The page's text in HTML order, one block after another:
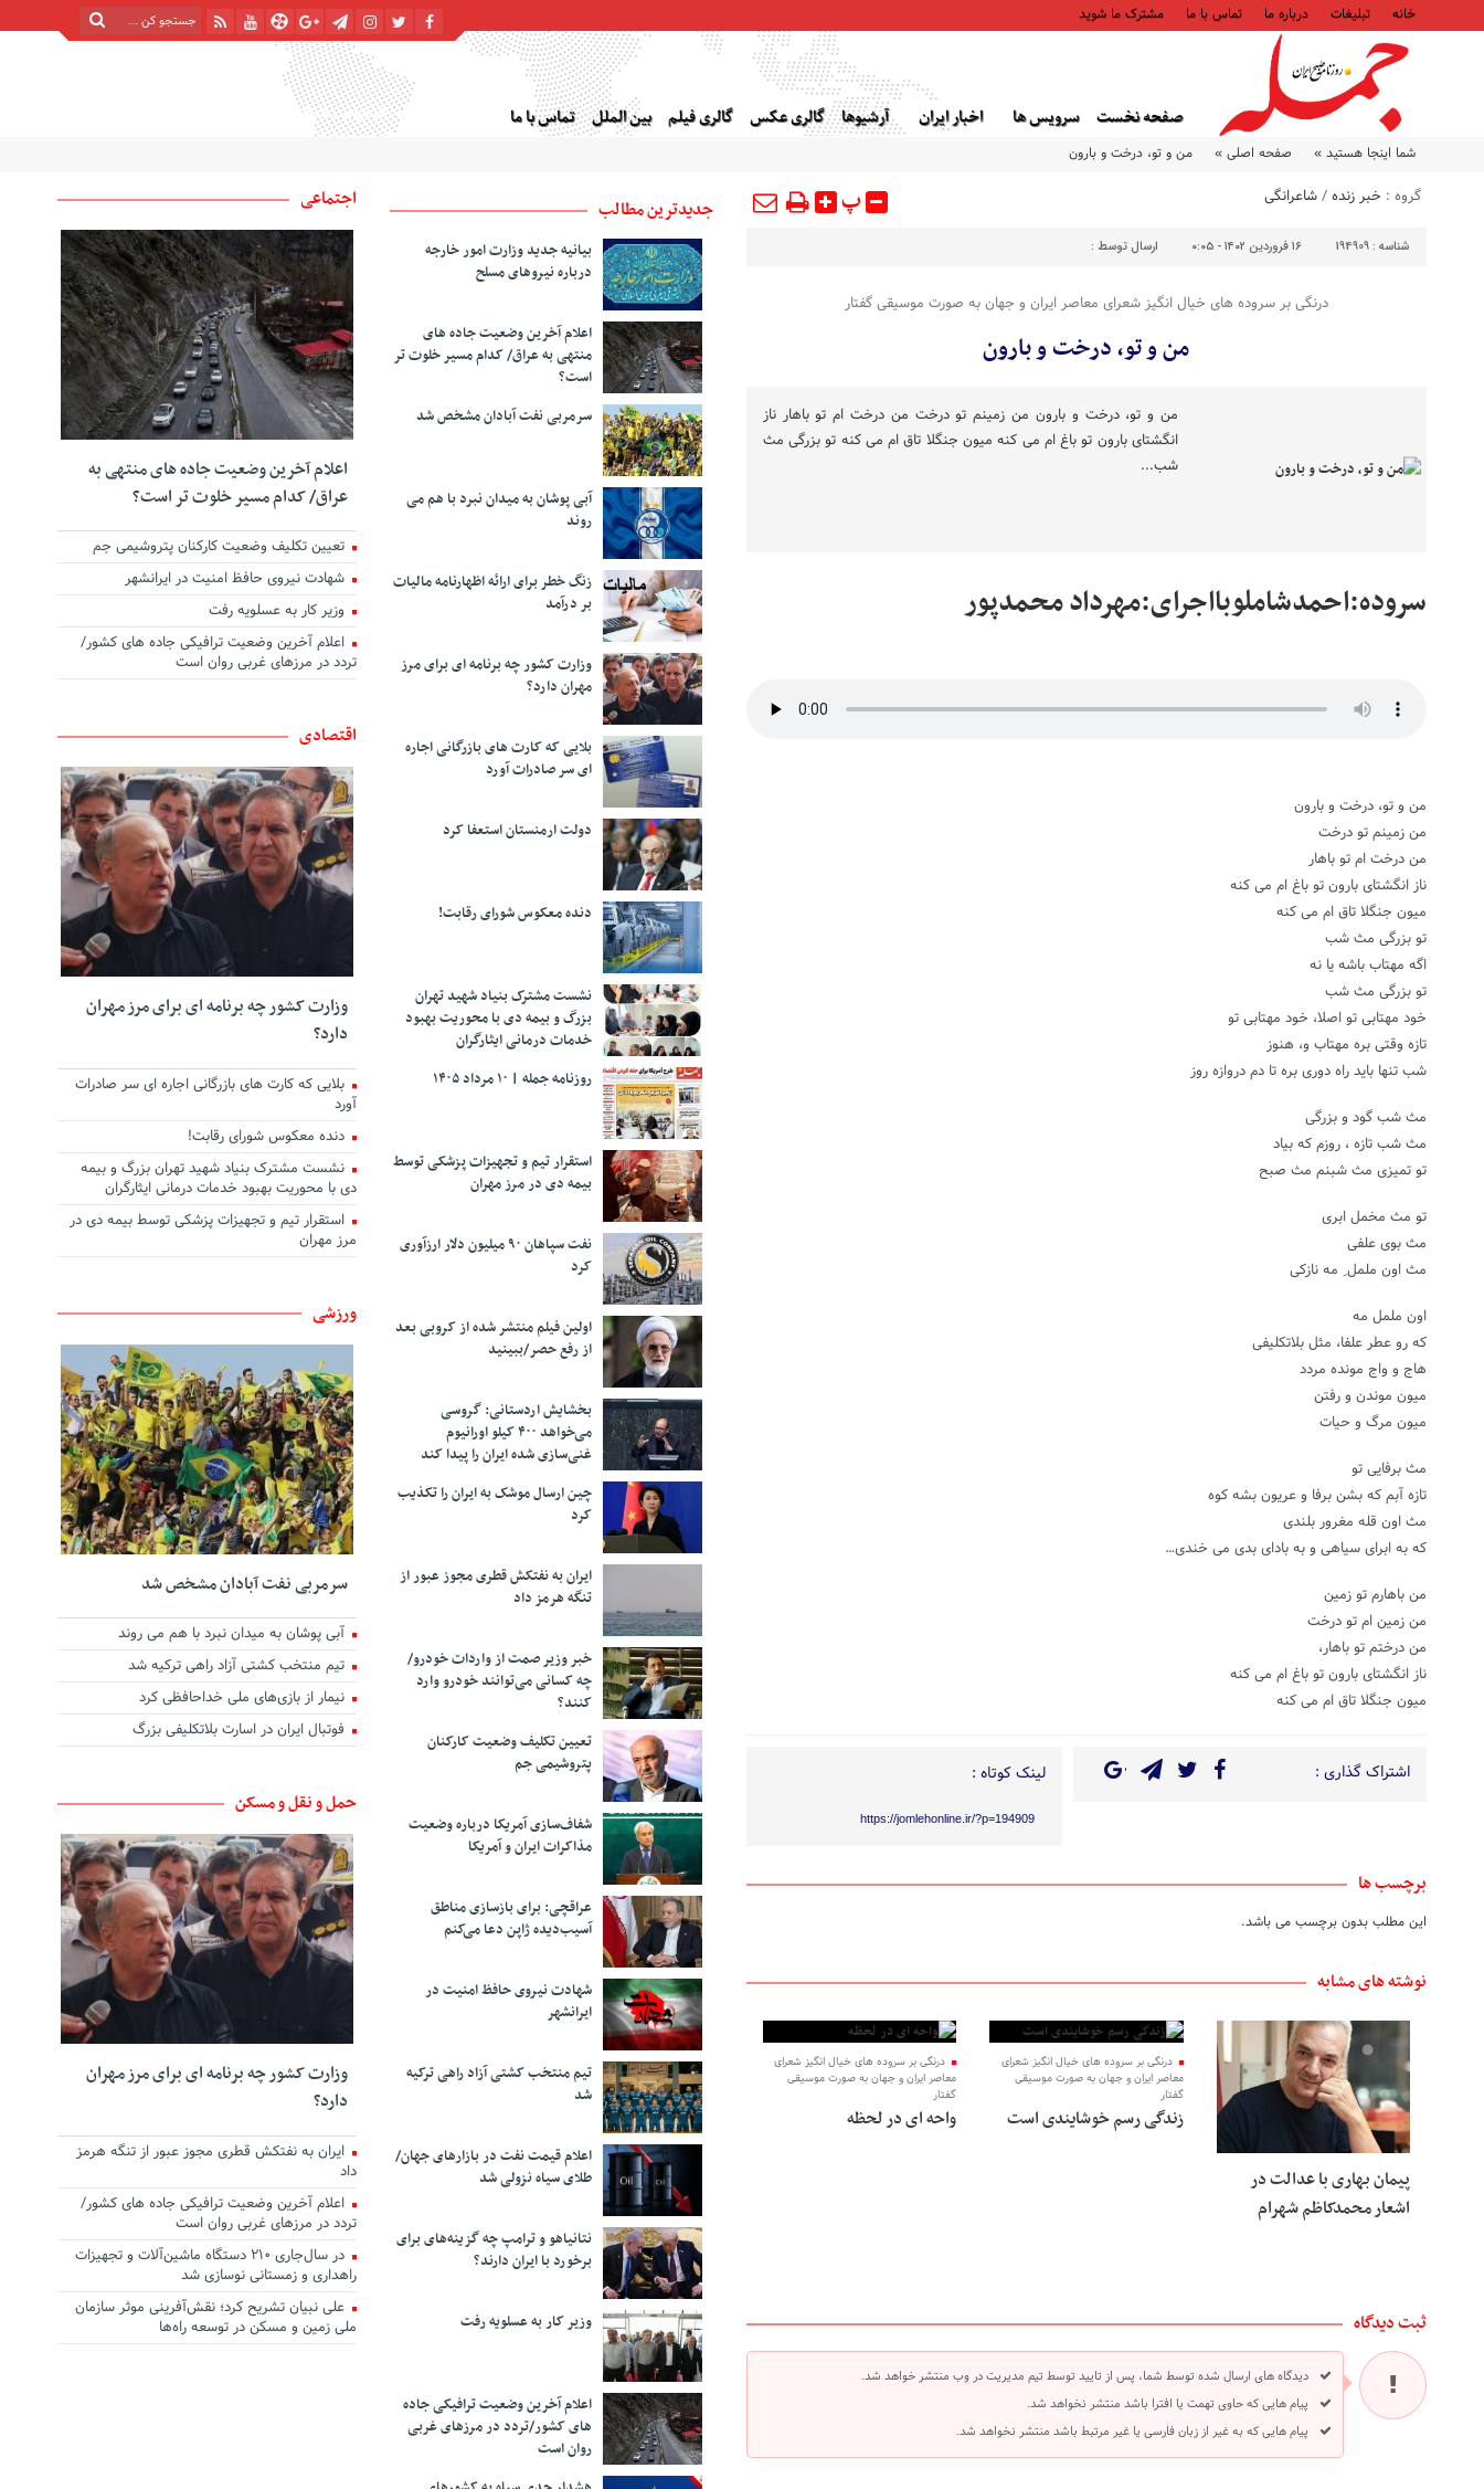
خانه تبلیغات درباره ما تماس با ما مشترک ما شوید
صفحه نخست سرویس ها اخبار ایران آرشیوها گالری عکس گالری فیلم بین الملل تماس با ما پنج شنبه, ۱۵ مرداد , ۱۴۰۵ | 22 صفر 1448
شما اینجا هستید » صفحه اصلی » من و تو، درخت و بارون
گروه : خبر زنده/شاعرانگی پ
شناسه : 194909 ۱۶ فروردین ۱۴۰۲ - ۰:۰۵ ارسال توسط :
درنگی بر سروده های خیال انگیز شعرای معاصر ایران و جهان به صورت موسیقی گفتار
من و تو، درخت و بارون
من و تو، درخت و بارون من زمینم تو درخت من درخت ام تو باهار ناز
انگشتای بارون تو باغ ام می کنه میون جنگلا تاق ام می کنه تو بزرگی مث
شب...
سروده:احمدشاملوبااجرای:مهرداد محمدپور
من و تو، درخت و بارون
من زمینم تو درخت
من درخت ام تو باهار
ناز انگشتای بارون تو باغ ام می کنه
میون جنگلا تاق ام می کنه
تو بزرگی مث شب
اگه مهتاب باشه یا نه
تو بزرگی مث شب
خود مهتابی تو اصلا، خود مهتابی تو
تازه وقتی بره مهتاب و، هنوز
شب تنها باید راه دوری بره تا دم دروازه روز
مث شب گود و بزرگی
مث شب تازه ، روزم که بیاد
تو تمیزی مث شبنم مث صبح
تو مث مخمل ابری
مث بوی علفی
مث اون ململ ِ مه نازکی
اون ململ مه
که رو عطر علفا، مثل بلاتکلیفی
هاج و واج مونده مردد
میون موندن و رفتن
میون مرگ و حیات
مث برفایی تو
تازه آبم که بشن برفا و عریون بشه کوه
مث اون قله مغرور بلندی
که به ابرای سیاهی و به بادای بدی می خندی…
من باهارم تو زمین
من زمین ام تو درخت
من درختم تو باهار،
ناز انگشتای بارون تو باغ ام می کنه
میون جنگلا تاق ام می کنه
اشتراک گذاری : لینک کوتاه :
https://jomlehonline.ir/?p=194909
برچسب ها
این مطلب بدون برچسب می باشد.
نوشته های مشابه
پیمان بهاری با عدالت در
اشعار محمدکاظم شهرام
درنگی بر سروده های خیال انگیز شعرای
معاصر ایران و جهان به صورت موسیقی
گفتار
زندگی رسم خوشایندی است
درنگی بر سروده های خیال انگیز شعرای
معاصر ایران و جهان به صورت موسیقی
گفتار
واحه ای در لحظه
ثبت دیدگاه
دیدگاه های ارسال شده توسط شما، پس از تایید توسط تیم مدیریت در وب منتشر خواهد شد.
پیام هایی که حاوی تهمت یا افترا باشد منتشر نخواهد شد.
پیام هایی که به غیر از زبان فارسی یا غیر مرتبط باشد منتشر نخواهد شد.
جدیدترین مطالب
بیانیه جدید وزارت امور خارجه
درباره نیروهای مسلح
اعلام آخرین وضعیت جاده های
منتهی به عراق/ کدام مسیر خلوت تر
است؟
سرمربی نفت آبادان مشخص شد
آبی پوشان به میدان نبرد با هم می
روند
زنگ خطر برای ارائه اظهارنامه مالیات
بر درآمد
وزارت کشور چه برنامه ای برای مرز
مهران دارد؟
بلایی که کارت های بازرگانی اجاره
ای سر صادرات آورد
دولت ارمنستان استعفا کرد
دنده معکوس شورای رقابت!
نشست مشترک بنیاد شهید تهران
بزرگ و بیمه دی با محوریت بهبود
خدمات درمانی ایثارگران
روزنامه جمله | ۱۰ مرداد ۱۴۰۵
استقرار تیم و تجهیزات پزشکی توسط
بیمه دی در مرز مهران
نفت سپاهان ۹۰ میلیون دلار ارزآوری
کرد
اولین فیلم منتشر شده از کروبی بعد
از رفع حصر/ببینید
بخشایش اردستانی: گروسی
می‌خواهد ۴۰۰ کیلو اورانیوم
غنی‌سازی شده ایران را پیدا کند
چین ارسال موشک به ایران را تکذیب
کرد
ایران به نفتکش قطری مجوز عبور از
تنگه هرمز داد
خبر وزیر صمت از واردات خودرو/
چه کسانی می‌توانند خودرو وارد
کنند؟
تعیین تکلیف وضعیت کارکنان
پتروشیمی جم
شفاف‌سازی آمریکا درباره وضعیت
مذاکرات ایران و آمریکا
عراقچی: برای بازسازی مناطق
آسیب‌دیده ژاپن دعا می‌کنم
شهادت نیروی حافظ امنیت در
ایرانشهر
تیم منتخب کشتی آزاد راهی ترکیه
شد
اعلام قیمت نفت در بازارهای جهان/
طلای سیاه نزولی شد
نتانیاهو و ترامپ چه گزینه‌های برای
برخورد با ایران دارند؟
وزیر کار به عسلویه رفت
اعلام آخرین وضعیت ترافیکی جاده
های کشور/تردد در مرزهای غربی
روان است
اجتماعی
اعلام آخرین وضعیت جاده های منتهی به
عراق/ کدام مسیر خلوت تر است؟
تعیین تکلیف وضعیت کارکنان پتروشیمی جم
شهادت نیروی حافظ امنیت در ایرانشهر
وزیر کار به عسلویه رفت
اعلام آخرین وضعیت ترافیکی جاده های کشور/
تردد در مرزهای غربی روان است
اقتصادی
وزارت کشور چه برنامه ای برای مرز مهران
دارد؟
بلایی که کارت های بازرگانی اجاره ای سر صادرات
آورد
دنده معکوس شورای رقابت!
نشست مشترک بنیاد شهید تهران بزرگ و بیمه
دی با محوریت بهبود خدمات درمانی ایثارگران
استقرار تیم و تجهیزات پزشکی توسط بیمه دی در
مرز مهران
ورزشی
سرمربی نفت آبادان مشخص شد
آبی پوشان به میدان نبرد با هم می روند
تیم منتخب کشتی آزاد راهی ترکیه شد
نیمار از بازی‌های ملی خداحافظی کرد
فوتبال ایران در اسارت بلاتکلیفی بزرگ
حمل و نقل و مسکن
وزارت کشور چه برنامه ای برای مرز مهران
دارد؟
ایران به نفتکش قطری مجوز عبور از تنگه هرمز
داد
اعلام آخرین وضعیت ترافیکی جاده های کشور/
تردد در مرزهای غربی روان است
در سال‌جاری ۲۱۰ دستگاه ماشین‌آلات و تجهیزات
راهداری و زمستانی نوسازی شد
علی نبیان تشریح کرد؛ نقش‌آفرینی موثر سازمان
ملی زمین و مسکن در توسعه راه‌ها